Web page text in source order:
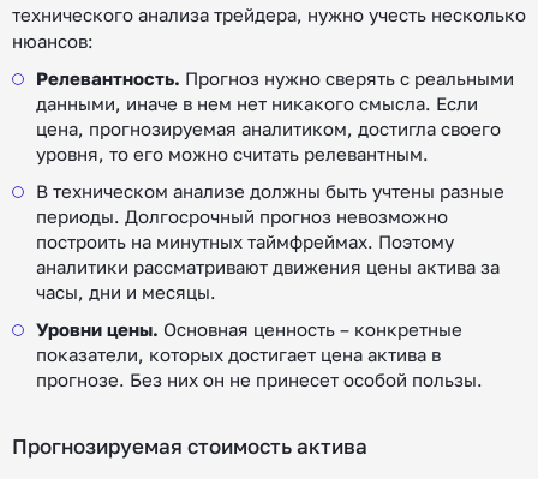
технического анализа трейдера, нужно учесть несколько
нюансов:
Релевантность. Прогноз нужно сверять с реальными
данными, иначе в нем нет никакого смысла. Если
цена, прогнозируемая аналитиком, достигла своего
уровня, то его можно считать релевантным.
В техническом анализе должны быть учтены разные
периоды. Долгосрочный прогноз невозможно
построить на минутных таймфреймах. Поэтому
аналитики рассматривают движения цены актива за
часы, дни и месяцы.
Уровни цены. Основная ценность – конкретные
показатели, которых достигает цена актива в
прогнозе. Без них он не принесет особой пользы.
Прогнозируемая стоимость актива